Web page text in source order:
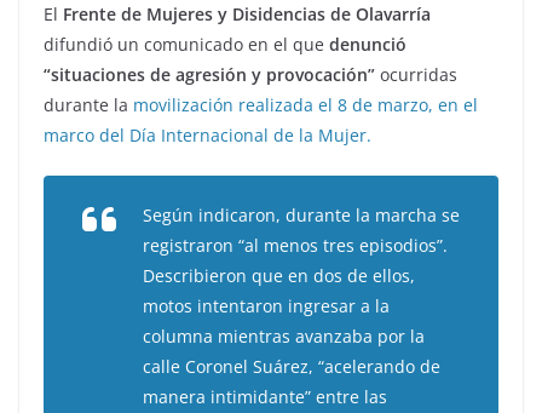
El Frente de Mujeres y Disidencias de Olavarría
difundió un comunicado en el que denunció
“situaciones de agresión y provocación” ocurridas
durante la movilización realizada el 8 de marzo, en el
marco del Día Internacional de la Mujer.
Según indicaron, durante la marcha se
registraron “al menos tres episodios”.
Describieron que en dos de ellos,
motos intentaron ingresar a la
columna mientras avanzaba por la
calle Coronel Suárez, “acelerando de
manera intimidante” entre las